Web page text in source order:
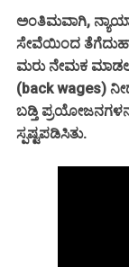
ಅಂತಿಮವಾಗಿ,
ಸೇವೆಯಿಂದ
ಮರು ನೇಮಕ
(back wages)
ಬಡ್ತಿ
ಸ್ಪಷ್ಟಪಡಿಸಿತು.